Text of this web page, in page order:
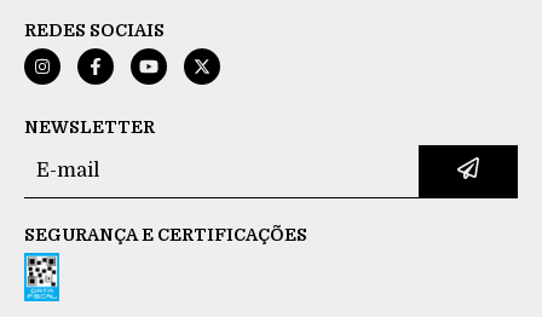
REDES SOCIAIS
NEWSLETTER
SEGURANÇA E CERTIFICAÇÕES